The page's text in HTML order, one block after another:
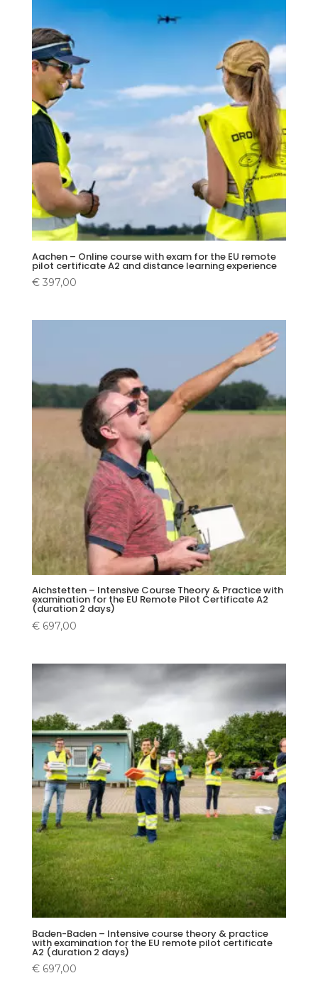
Aachen – Online course with exam for the EU remote
pilot certificate A2 and distance learning experience
€397,00
Aichstetten – Intensive Course Theory & Practice with
examination for the EU Remote Pilot Certificate A2
(duration 2 days)
€697,00
Baden-Baden – Intensive course theory & practice
with examination for the EU remote pilot certificate
A2 (duration 2 days)
€697,00